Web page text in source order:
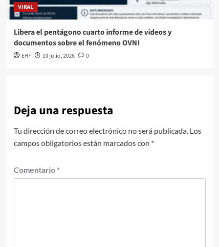
VIRAL
Libera el pentágono cuarto informe de videos y
documentos sobre el fenómeno OVNI
EHF 10 julio, 2026 0
Deja una respuesta
Tu dirección de correo electrónico no será publicada. Los
campos obligatorios están marcados con *
Comentario *